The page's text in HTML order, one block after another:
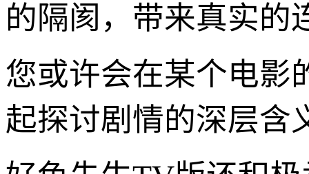
的隔阂，带来真实的
您或许会在某个电影
起探讨剧情的深层含